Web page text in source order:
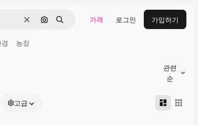
지우기이미지로 검색
검색 가격 로그인 가입하기
농장
관련
순
고급